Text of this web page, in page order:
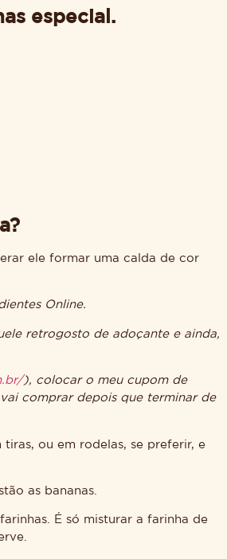
especial.
ele formar uma calda de cor
Online.
retrogosto de adoçante e ainda,
), colocar o meu cupom de
comprar depois que terminar de
ou em rodelas, se preferir, e
as bananas.
É só misturar a farinha de